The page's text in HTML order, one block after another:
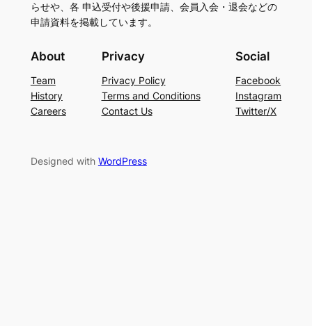
らせや、各 申込受付や後援申請、会員入会・退会などの
申請資料を掲載しています。
About
Team
History
Careers
Privacy
Privacy Policy
Terms and Conditions
Contact Us
Social
Facebook
Instagram
Twitter/X
Designed with WordPress